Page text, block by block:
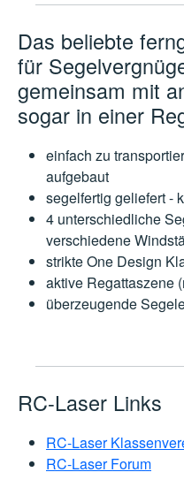
Das beliebte
für
gemeinsam mit
sogar in einer
einfach zu
aufgebaut
segelfertig geliefert -
4 unterschiedliche
verschiedene
strikte One Design
aktive Regattaszene
überzeugende
RC-Laser Links
RC-Laser
RC-Laser Forum